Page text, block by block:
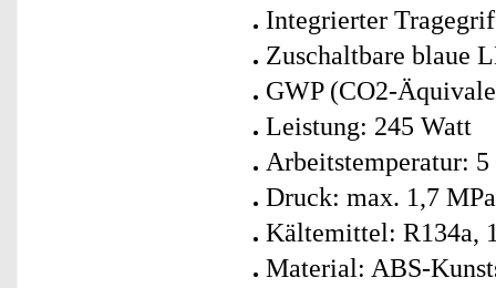
Integrierter
Zuschaltbare blaue
GWP (CO2-
Leistung: 245 Watt
Arbeitstemperatur: 5
Druck: max. 1,7 MPa
Kältemittel: R134a,
Material: ABS-